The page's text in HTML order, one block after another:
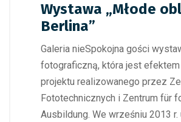
Wystawa „Młode
Berlina”
Galeria nieSpokojna gości
fotograficzną, która jest
projektu realizowanego przez
Fototechnicznych i Zentrum für
Ausbildung. We wrześniu 2013